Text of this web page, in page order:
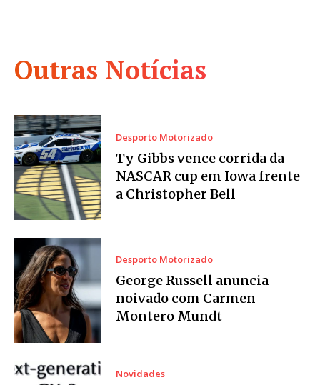
Outras Notícias
Desporto Motorizado
Ty Gibbs vence corrida da
NASCAR cup em Iowa frente
a Christopher Bell
Desporto Motorizado
George Russell anuncia
noivado com Carmen
Montero Mundt
Novidades